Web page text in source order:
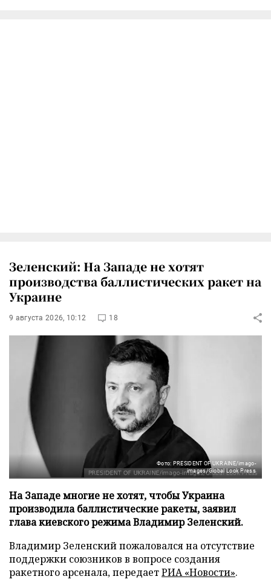
Зеленский: На Западе не хотят
производства баллистических ракет на
Украине
9 августа 2026, 10:12 18
Фото: PRESIDENT OF UKRAINE/imago-
images/Global Look Press
На Западе многие не хотят, чтобы Украина
производила баллистические ракеты, заявил
глава киевского режима Владимир Зеленский.
Владимир Зеленский пожаловался на отсутствие
поддержки союзников в вопросе создания
ракетного арсенала, передаетРИА «Новости».